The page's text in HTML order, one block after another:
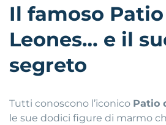
Il famoso
Leones… e il
segreto
Tutti conoscono l’iconico Patio
le sue dodici figure di marmo